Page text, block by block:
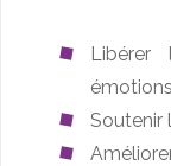
Soutenir